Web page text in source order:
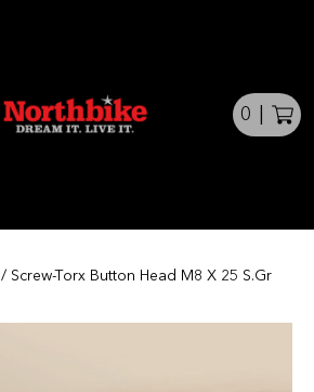
0
/ Screw-Torx Button Head M8 X 25 S.Gr